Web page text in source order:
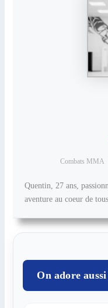
Combats MMA
Quentin, 27 ans,
aventure au coeur de
On adore